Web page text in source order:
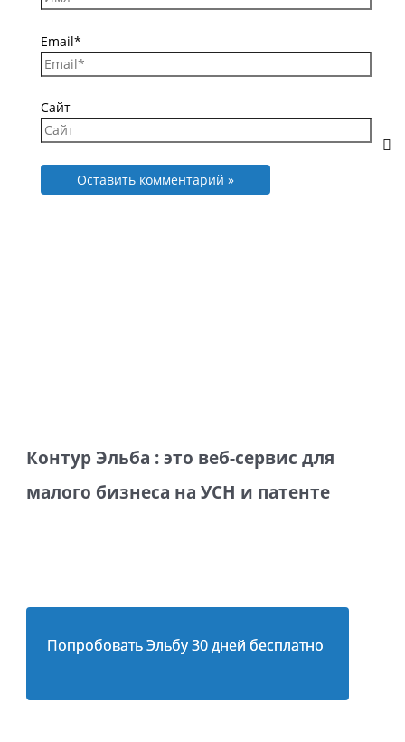
Email*
Сайт
Контур Эльба : это веб-сервис для
малого бизнеса на УСН и патенте
Попробовать Эльбу 30 дней бесплатно